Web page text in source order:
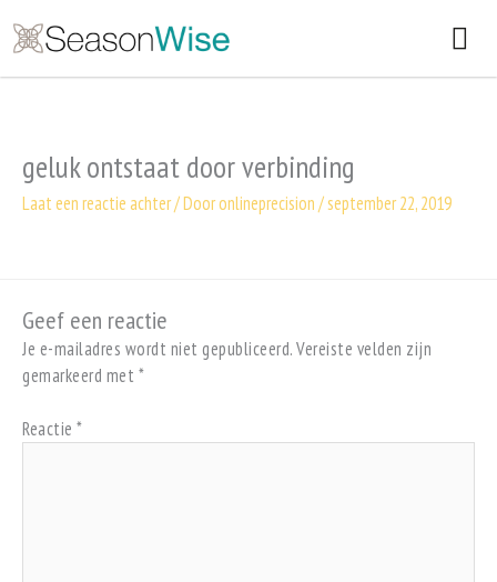
naar
geluk ontstaat door verbinding
Laat een reactie achter/ Dooronlineprecision/september 22, 2019
Geef een reactie
Je e-mailadres wordt niet gepubliceerd.Vereiste velden zijn
gemarkeerd met *
Reactie *